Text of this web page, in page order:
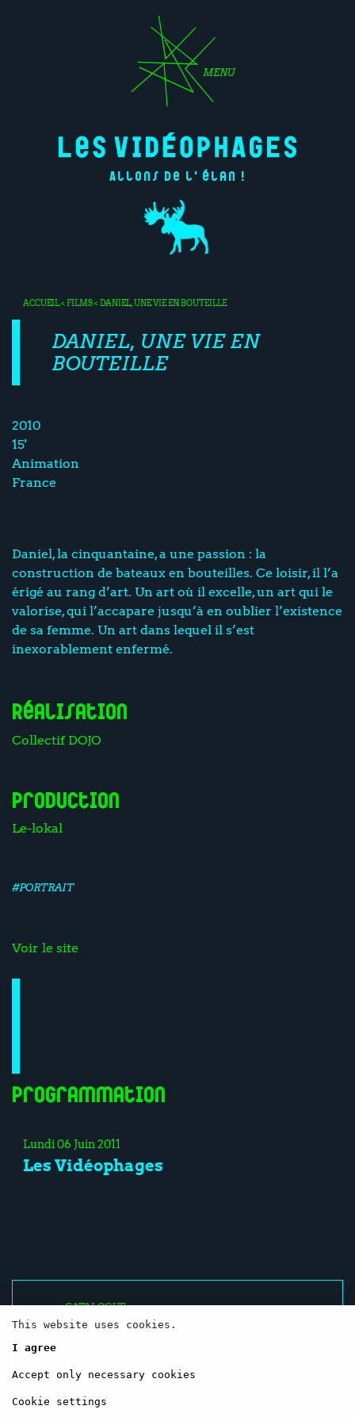
MENU
Allons de l'élan !
ACCUEIL< FILMS< DANIEL, UNE VIE EN BOUTEILLE
DANIEL, UNE VIE EN
BOUTEILLE
2010
15'
Animation
France
Daniel, la cinquantaine, a une passion : la
construction de bateaux en bouteilles. Ce loisir, il l’a
érigé au rang d’art. Un art où il excelle, un art qui le
valorise, qui l’accapare jusqu’à en oublier l’existence
de sa femme. Un art dans lequel il s’est
inexorablement enfermé.
Réalisation
Collectif DOJO
Production
Le-lokal
#PORTRAIT
Voir le site
Programmation
Lundi 06 Juin 2011
Les Vidéophages
CATALOGUE
RESSOURCES
This website uses cookies.
I agree
Accept only necessary cookies
Cookie settings